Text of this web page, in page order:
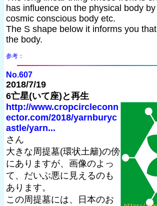
has influence on the physical body
cosmic conscious body etc.
The S shape below it informs you
the body.
参考：
No.607
2018/7/19
6亡星(いて座)と再生
http://www.cropcircleconn
ector.com/2018/yarnburyc
astle/yarn...
さん
大きな周提墓(環状土籬)の傍
にありますが、画像のよっ
て、だいぶ悪に見えるのも
あります。
この周提墓には、日本のお